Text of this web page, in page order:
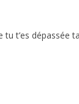
tu t’es dépassée